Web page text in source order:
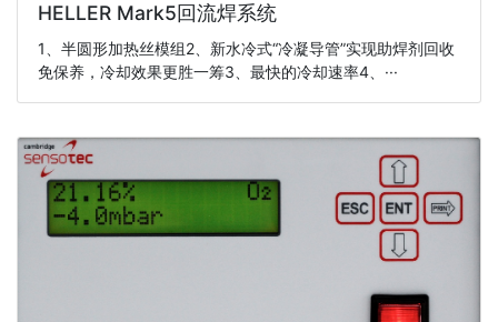
HELLER Mark5回流焊系统
1、半圆形加热丝模组2、新水冷式“冷凝导管”实现助焊剂回收
免保养，冷却效果更胜一筹3、最快的冷却速率4、···